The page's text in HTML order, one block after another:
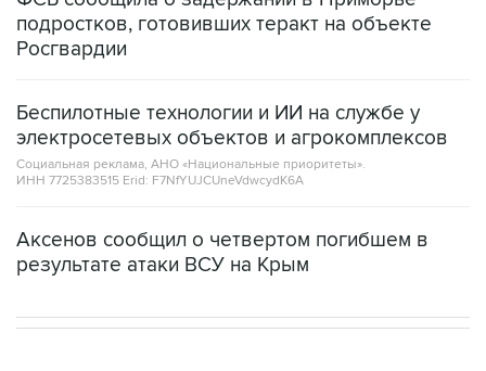
подростков, готовивших теракт на объекте
Росгвардии
Беспилотные технологии и ИИ на службе у
электросетевых объектов и агрокомплексов
Социальная реклама, АНО «Национальные приоритеты».
ИНН 7725383515 Erid: F7NfYUJCUneVdwcydK6A
Аксенов сообщил о четвертом погибшем в
результате атаки ВСУ на Крым